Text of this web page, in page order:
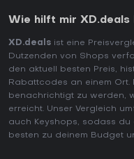
Wie hilft mir XD.deals
XD.deals ist eine
Dutzenden von Shops
den aktuell besten Preis,
Rabattcodes an einem Ort.
benachrichtigt zu werden,
erreicht. Unser Vergleich
auch Keyshops, sodass
besten zu deinem Budget